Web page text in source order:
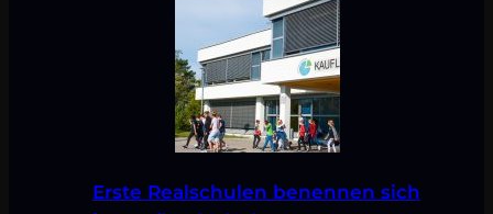
Erste Realschulen benennen sich